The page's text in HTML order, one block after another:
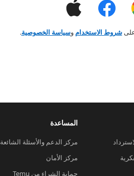
علىشروط الاستخدام وسياسة الخصوصية.
المساعدة
مركز الدعم والأسئلة الشائعة
مركز الأمان
حماية الشراء من Temu